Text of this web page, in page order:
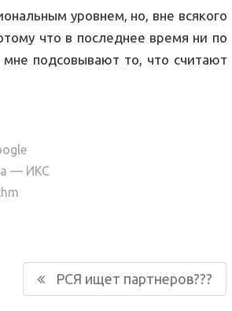
уровнем, но, вне всякого
что в последнее время ни по
подсовывают то, что считают
— ИКС
Следующая
РСЯ ищет партнеров???